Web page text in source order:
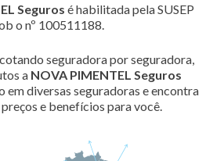
Seguros é habilitada pela SUSEP
o nº 100511188.
seguradora por seguradora,
a NOVA PIMENTEL Seguros
em diversas seguradoras e encontra
e benefícios para você.